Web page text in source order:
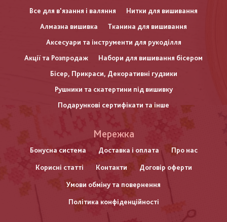
Все для в'язання і валяння
Нитки для вишивання
Алмазна вишивка
Тканина для вишивання
Аксесуари та інструменти для рукоділля
Акції та Розпродаж
Набори для вишивання бісером
Бісер, Прикраси, Декоративні гудзики
Рушники та скатертини під вишивку
Подарункові сертифікати та інше
нижнього
колонтитулу
Мережка
Бонусна система Доставка і оплата Про нас
Корисні статті Контакти Договір оферти
Умови обміну та повернення
Політика конфіденційності